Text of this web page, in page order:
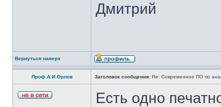
Дмитрий
Вернуться наверх
Проф.А.И.Орлов Заголовок сообщения: Re: Современное ПО по
Есть одно